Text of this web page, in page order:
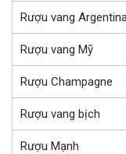
Rượu vang
Rượu vang Mỹ
Rượu Champagne
Rượu vang bịch
Rượu Mạnh